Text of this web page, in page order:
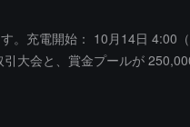
。充電開始： 10月14日 4:00
大会と、賞金プールが
。Enso を利用することで、